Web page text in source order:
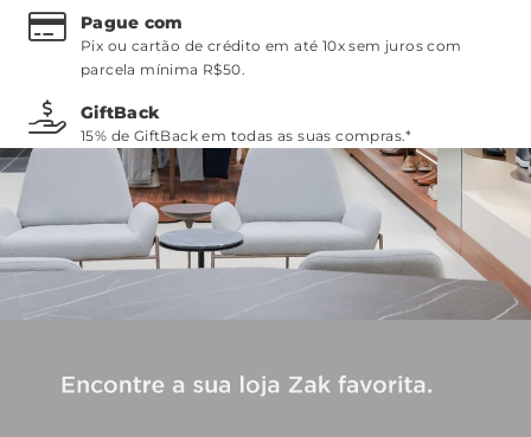
Pague com
Pix ou cartão de crédito em até 10x sem juros com
parcela mínima R$50.
GiftBack
15% de GiftBack em todas as suas compras.*